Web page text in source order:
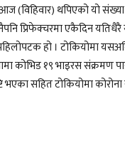
आज (विहिवार) थपिएको यो
प्रिफेक्चरमा एकैदिन
हो । टोकियोमा
कोभिड १९ भाइरस संक्रमण
भएका सहित टोकियोमा